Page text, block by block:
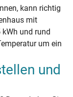
kann richtig
mit
und rund
um ein
und